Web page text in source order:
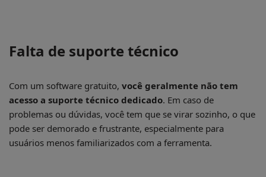
Falta de suporte técnico
Com um software gratuito, você geralmente não tem
acesso a suporte técnico dedicado. Em caso de
problemas ou dúvidas, você tem que se virar sozinho, o que
pode ser demorado e frustrante, especialmente para
usuários menos familiarizados com a ferramenta.